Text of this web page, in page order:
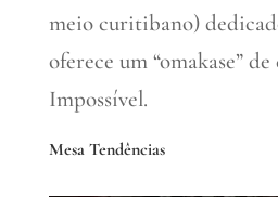
meio curitibano)
oferece um “omakase” de
Impossível.
Mesa Tendências